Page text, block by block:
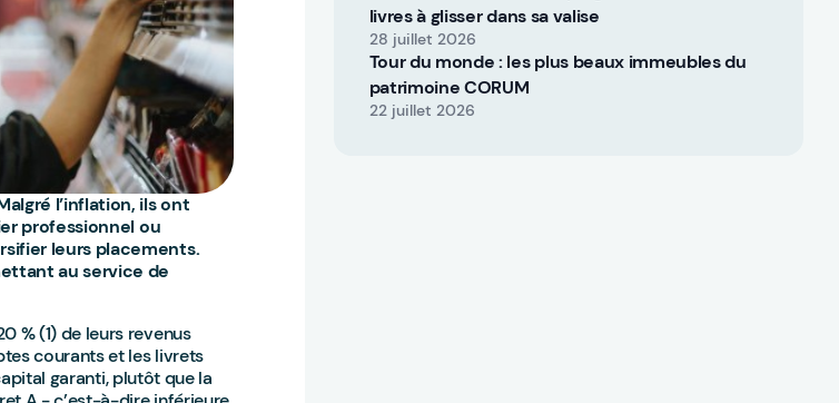
l’inflation, ils ont
professionnel ou
leurs placements.
au service de
% (1) de leurs revenus
courants et les livrets
garanti, plutôt que la
livres à glisser dans sa valise
28 juillet 2026
Tour du monde : les plus beaux immeubles du
patrimoine CORUM
22 juillet 2026